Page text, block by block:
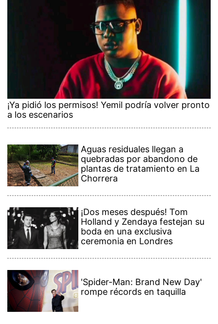
¡Ya pidió los permisos! Yemil podría volver pronto
a los escenarios
Aguas residuales llegan a
quebradas por abandono de
plantas de tratamiento en La
Chorrera
¡Dos meses después! Tom
Holland y Zendaya festejan su
boda en una exclusiva
ceremonia en Londres
'Spider-Man: Brand New Day'
rompe récords en taquilla